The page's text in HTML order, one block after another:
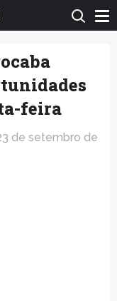
feira
de setembro de